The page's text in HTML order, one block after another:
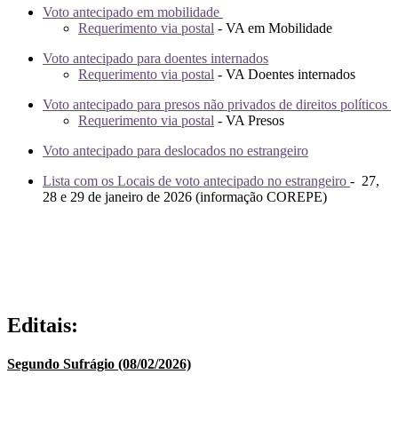
Voto antecipado em mobilidade
Requerimento via postal - VA em Mobilidade
Voto antecipado para doentes internados
Requerimento via postal - VA Doentes internados
Voto antecipado para presos não privados de direitos políticos
Requerimento via postal - VA Presos
Voto antecipado para deslocados no estrangeiro
Lista com os Locais de voto antecipado no estrangeiro - 27,
28 e 29 de janeiro de 2026 (informação COREPE)
Editais:
Segundo Sufrágio (08/02/2026)